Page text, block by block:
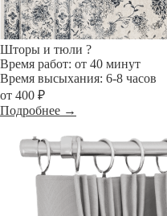
Шторы и тюли ?
Время работ: от 40 минут
Время высыхания: 6-8 часов
от 400 ₽
Подробнее →